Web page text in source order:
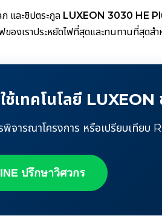
และชิปตระกูล LUXEON 3030 HE
ของเราประหยัดไฟที่สุดและทนทานที่สุดส
เทคโนโลยี LUXEON
จารณาโครงการ หรือเปรียบเทียบ
ปรึกษาวิศวกร